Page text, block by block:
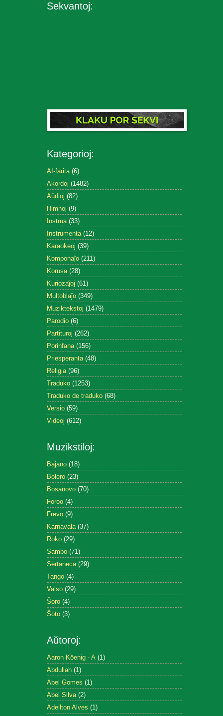
Sekvantoj:
Kategorioj:
AI-farita (6)
Akordoj (1482)
Aŭdioj (82)
Himnoj (9)
Instrua (33)
Instrumenta (12)
Karaokeoj (39)
Komponaĵo (211)
Korusa (28)
Kuriozaĵoj (61)
Multoblaĵo (349)
Muziktekstoj (1479)
Parodio (6)
Partituroj (262)
Porinfana (156)
Priesperanta (48)
Religia (96)
Traduko (1253)
Traduko de traduko (68)
Versio (59)
Videoj (612)
Muzikstiloj:
Bajano (18)
Bolero (23)
Bosanovo (70)
Foroo (4)
Frevo (9)
Karnavala (37)
Roko (29)
Sambo (71)
Sertaneca (29)
Tango (4)
Valso (29)
Ŝoro (4)
Ŝoto (3)
Aŭtoroj:
Aaron Köenig - A (1)
Abdullah (1)
Abel Gomes (1)
Abel Silva (2)
Adeilton Alves (1)